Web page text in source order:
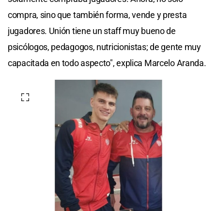
compra, sino que también forma, vende y presta
jugadores. Unión tiene un staff muy bueno de
psicólogos, pedagogos, nutricionistas; de gente muy
capacitada en todo aspecto", explica Marcelo Aranda.